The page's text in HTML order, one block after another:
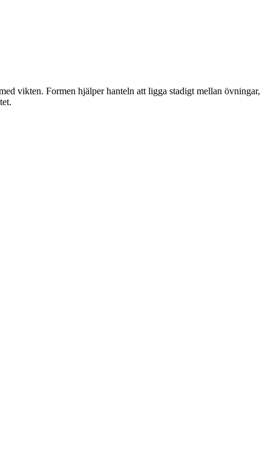
vikten. Formen hjälper hanteln att ligga stadigt mellan övningar,